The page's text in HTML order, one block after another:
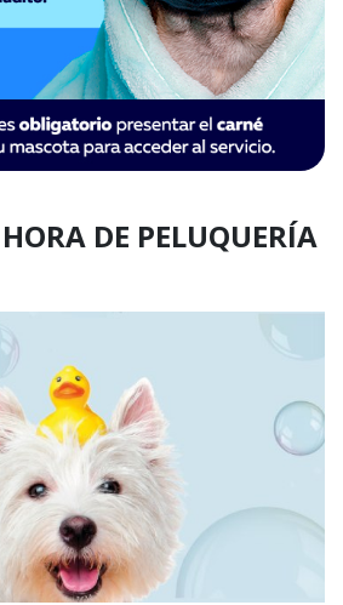
DE PELUQUERÍA